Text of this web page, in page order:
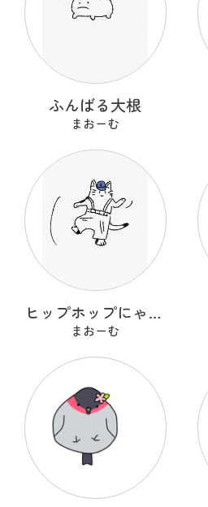
ふんばる大根
まおーむ
ヒップホップにゃんこ
まおーむ